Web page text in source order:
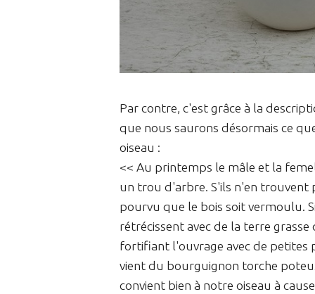
Par contre, c'est grâce à la
que nous saurons désormais ce
oiseau :
<< Au printemps le mâle et la
un trou d'arbre. S'ils n'en trouvent
pourvu que le bois soit vermoulu.
rétrécissent avec de la terre
fortifiant l'ouvrage avec de petites
vient du bourguignon torche
convient bien à notre oiseau à